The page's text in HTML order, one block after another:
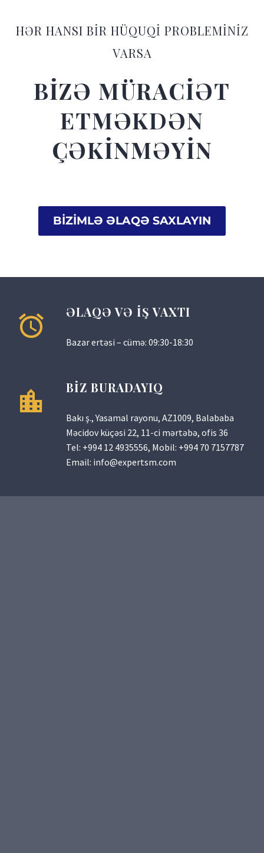
HƏR HANSI BİR HÜQUQİ PROBLEMİNİZ
VARSA
BİZƏ MÜRACİƏT
ETMƏKDƏN
ÇƏKİNMƏYİN
BİZİMLƏ ƏLAQƏ SAXLAYIN
ƏLAQƏ VƏ İŞ VAXTI
Bazar ertəsi – cümə: 09:30-18:30
BİZ BURADAYIQ
Bakı ş., Yasamal rayonu, AZ1009, Balababa
Məcidov küçəsi 22, 11-ci mərtəbə, ofis 36
Tel: +994 12 4935556, Mobil: +994 70 7157787
Email: info@expertsm.com